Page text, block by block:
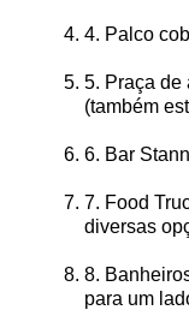
4. Palco
5. Praça de
(também
6. Bar
7. Food
diversas
8.
para um